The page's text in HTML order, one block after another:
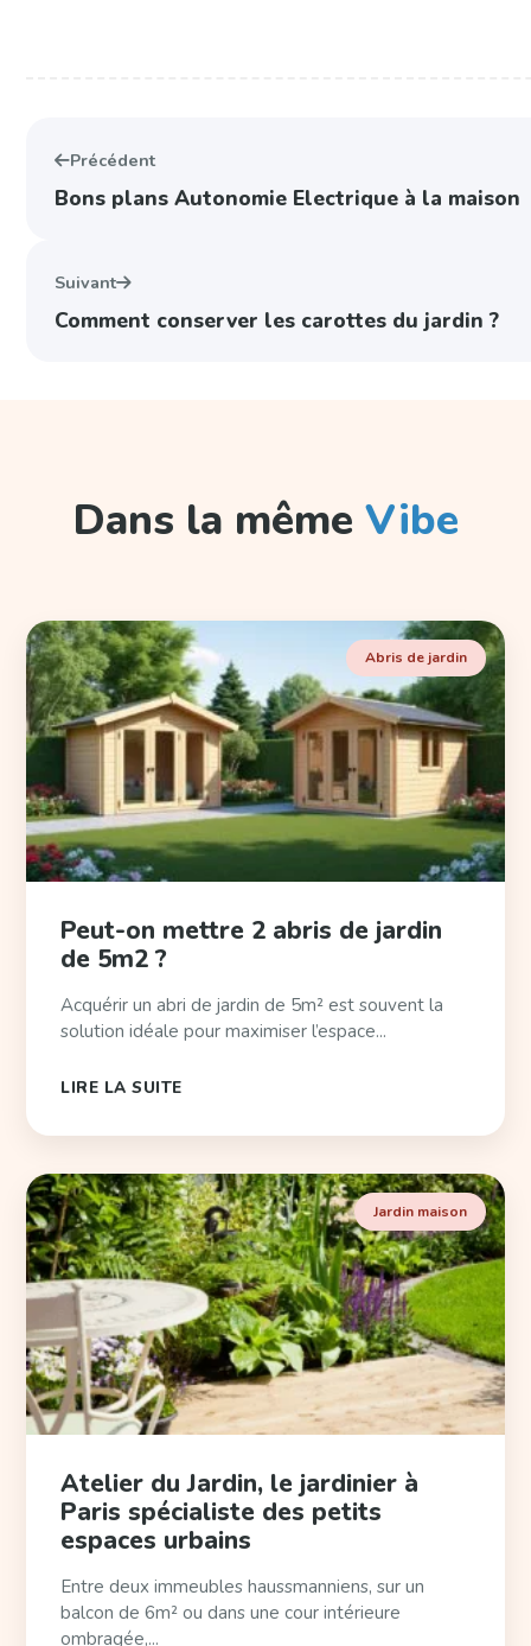
Précédent
Bons plans Autonomie Electrique à la maison
Suivant
Comment conserver les carottes du jardin ?
Dans la même Vibe
Abris de jardin
Peut-on mettre 2 abris de jardin
de 5m2 ?
Acquérir un abri de jardin de 5m² est souvent la
solution idéale pour maximiser l’espace...
LIRE LA SUITE
Jardin maison
Atelier du Jardin, le jardinier à
Paris spécialiste des petits
espaces urbains
Entre deux immeubles haussmanniens, sur un
balcon de 6m² ou dans une cour intérieure
ombragée,...